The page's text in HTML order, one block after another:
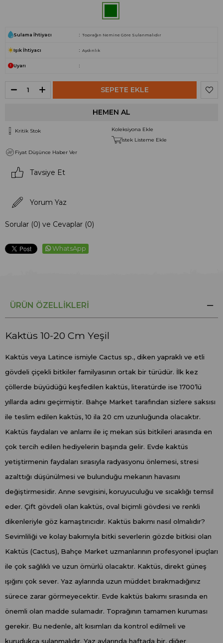
Sulama İhtiyacı Toprağın Nemine Göre Sulanmalıdır
Işık İhtiyacı Aydınlık
Uyarı
Kritik Stok
Koleksiyona Ekle
İstek Listeme Ekle
Fiyat Düşünce Haber Ver
Tavsiye Et
Yorum Yaz
Sorular (0) ve Cevaplar (0)
WhatsApp
ÜRÜN ÖZELLIKLERI
Kaktüs 10-20 Cm Yeşil
Kaktüs veya Latince ismiyle Cactus sp., diken yapraklı ve etli
gövdeli çiçekli bitkiler familyasının ortak bir türüdür. İlk kez
çöllerde büyüdüğü keşfedilen kaktüs, literatürde ise 1700’lü
yıllarda adını geçirmiştir. Bahçe Market tarafından sizlere saksısı
ile teslim edilen kaktüs, 10 ila 20 cm uzunluğunda olacaktır.
Kaktüs faydaları ve anlamı ile iç mekan süs bitkileri arasında en
çok tercih edilen hediyelerin başında gelir. Evde kaktüs
yetiştirmenin faydaları sırasıyla radyasyonu önlemesi, stresi
azalttığı düşünülmesi ve bulunduğu mekanın havasını
değiştirmesidir. Anne sevgisini, koruyuculuğu ve sıcaklığı temsil
eder. Çift gövdeli olan kaktüs, oval biçimli gövdesi ve renkli
dikenleriyle göz kamaştırıcıdır. Kaktüs bakımı nasıl olmalıdır?
Sevimliliği ve kolay bakımıyla bitki severlerin gözde bitkisi olan
Kaktüs (Cactus), Bahçe Market uzmanlarının profesyonel ipuçları
ile çok sağlıklı ve uzun ömürlü olacaktır. Kaktüs, direkt güneş
ışığını çok sever. Yaz aylarında uzun müddet bırakmadığınız
sürece zarar görmeyecektir. Evde kaktüs bakımı sırasında en
önemli olan madde sulamadır. Toprağının tamamen kuruması
gerekir. Bu nedenle, alt kısımları da kontrol edilmeli ve
kurudukça sulanmalıdır. Yaz aylarında haftada bir, diğer